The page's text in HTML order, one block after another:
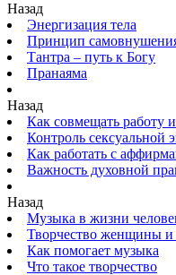
Назад
Энергизация тела
Принцип
Тантра – путь к Богу
Пранаяма
Назад
Как совмещать работу
Контроль сексуальной
Как работать с
Важность духовной
Назад
Музыка в жизни
Творчество женщины
Как помогает музыка
Что такое творчество